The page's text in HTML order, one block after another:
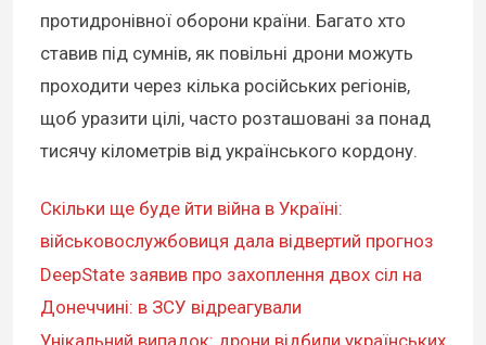
протидронівної оборони країни. Багато хто
ставив під сумнів, як повільні дрони можуть
проходити через кілька російських регіонів,
щоб уразити цілі, часто розташовані за понад
тисячу кілометрів від українського кордону.
Скільки ще буде йти війна в Україні:
військовослужбовиця дала відвертий прогноз
DeepState заявив про захоплення двох сіл на
Донеччині: в ЗСУ відреагували
Унікальний випадок: дрони відбили українських